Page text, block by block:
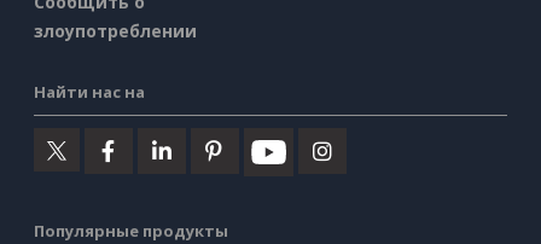
злоупотреблении
Найти нас на
Популярные продукты